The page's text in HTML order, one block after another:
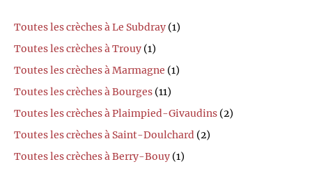
Toutes les crèches à Le Subdray (1)
Toutes les crèches à Trouy (1)
Toutes les crèches à Marmagne (1)
Toutes les crèches à Bourges (11)
Toutes les crèches à Plaimpied-Givaudins (2)
Toutes les crèches à Saint-Doulchard (2)
Toutes les crèches à Berry-Bouy (1)